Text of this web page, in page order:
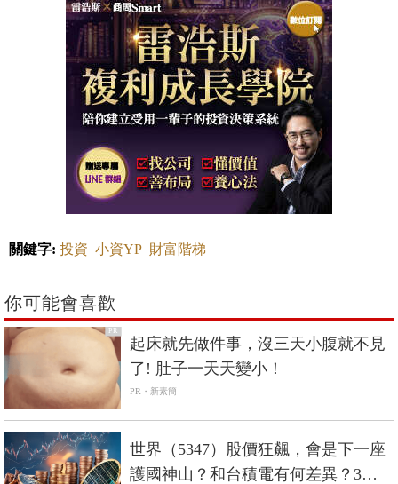
關鍵字: 投資 小資YP 財富階梯
你可能會喜歡
PR
起床就先做件事，沒三天小腹就不見
了! 肚子一天天變小！
PR・新素簡
世界（5347）股價狂飆，會是下一座
護國神山？和台積電有何差異？3分